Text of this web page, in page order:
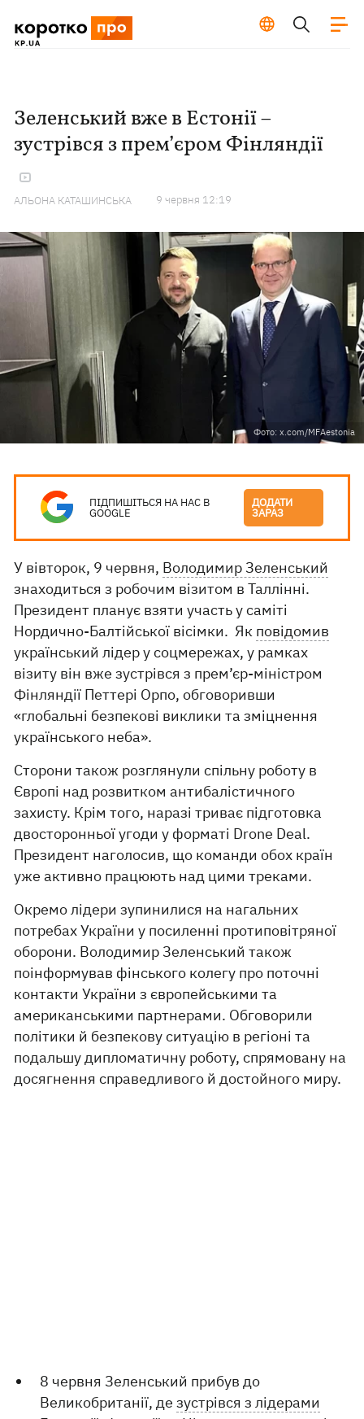
Зеленський вже в Естонії –
зустрівся з прем’єром Фінляндії
АЛЬОНА КАТАШИНСЬКА 9 червня 12:19
Фото: x.com/MFAestonia
ПІДПИШІТЬСЯ НА НАС В
GOOGLE
ДОДАТИ
ЗАРАЗ
У вівторок, 9 червня, Володимир Зеленський
знаходиться з робочим візитом в Таллінні.
Президент планує взяти участь у саміті
Нордично-Балтійської вісімки. Як повідомив
український лідер у соцмережах, у рамках
візиту він вже зустрівся з прем’єр-міністром
Фінляндії Петтері Орпо, обговоривши
«глобальні безпекові виклики та зміцнення
українського неба».
Сторони також розглянули спільну роботу в
Європі над розвитком антибалістичного
захисту. Крім того, наразі триває підготовка
двосторонньої угоди у форматі Drone Deal.
Президент наголосив, що команди обох країн
уже активно працюють над цими треками.
Окремо лідери зупинилися на нагальних
потребах України у посиленні протиповітряної
оборони. Володимир Зеленський також
поінформував фінського колегу про поточні
контакти України з європейськими та
американськими партнерами. Обговорили
політики й безпекову ситуацію в регіоні та
подальшу дипломатичну роботу, спрямовану на
досягнення справедливого й достойного миру.
8 червня Зеленський прибув до
Великобританії, дезустрівся з лідерами